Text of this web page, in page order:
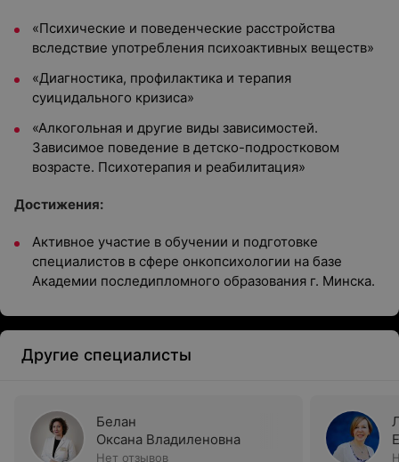
«Психические и поведенческие расстройства
вследствие употребления психоактивных веществ»
«Диагностика, профилактика и терапия
суицидального кризиса»
«Алкогольная и другие виды зависимостей.
Зависимое поведение в детско-подростковом
возрасте. Психотерапия и реабилитация»
Достижения:
Активное участие в обучении и подготовке
специалистов в сфере онкопсихологии на базе
Академии последипломного образования г. Минска.
Другие специалисты
Белан
Оксана Владиленовна
Нет отзывов